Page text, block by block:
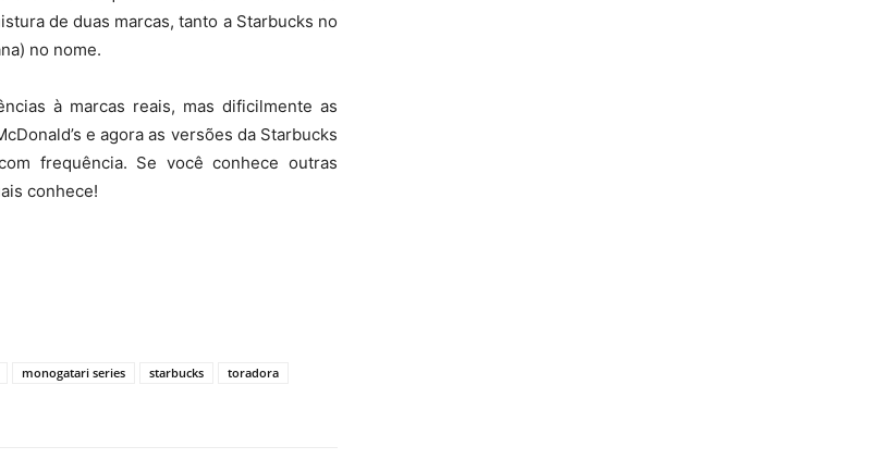
de duas marcas, tanto a Starbucks no
no nome.
à marcas reais, mas dificilmente as
e agora as versões da Starbucks
frequência. Se você conhece outras
conhece!
monogatari series starbucks
toradora